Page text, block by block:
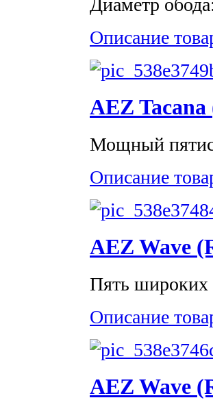
Диаметр
Описание
AEZ Tacana
Мощный
Описание
AEZ Wave
Пять широких
Описание
AEZ Wave